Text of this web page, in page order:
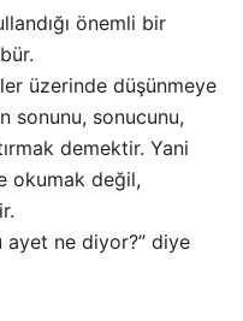
önemli bir
üzerinde düşünmeye
sonunu, sonucunu,
demektir. Yani
okumak değil,
ayet ne diyor?” diye